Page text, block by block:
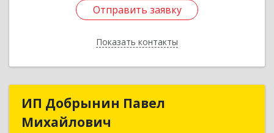
Отправить заявку
Показать контакты
Отправить заявку
Назад
ИП Добрынин Павел
Михайлович
ИП Добрынин Павел